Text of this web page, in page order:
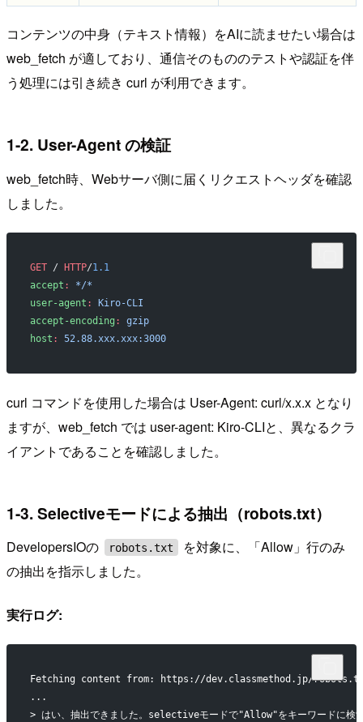
コンテンツの中身（テキスト情報）をAIに読ませたい場合は
web_fetch が適しており、通信そのもののテストや認証を伴
う処理には引き続き curl が利用できます。
1-2. User-Agent の検証
web_fetch時、Webサーバ側に届くリクエストヘッダを確認
しました。
GET / HTTP/1.1
accept :
*/*
user-agent :
Kiro-CLI
accept-encoding :
gzip
host : 52.88.xxx.xxx:3000
curl コマンドを使用した場合は User-Agent: curl/x.x.x となり
ますが、web_fetch では user-agent: Kiro-CLIと、異なるクラ
イアントであることを確認しました。
1-3. Selectiveモードによる抽出（robots.txt）
DevelopersIOの robots.txt
を対象に、「Allow」行のみ
の抽出を指示しました。
実行ログ:
Fetching content from: https://dev.classmethod.jp/
...
> はい、抽出できました。selectiveモードで"Allow"をキーワードに検